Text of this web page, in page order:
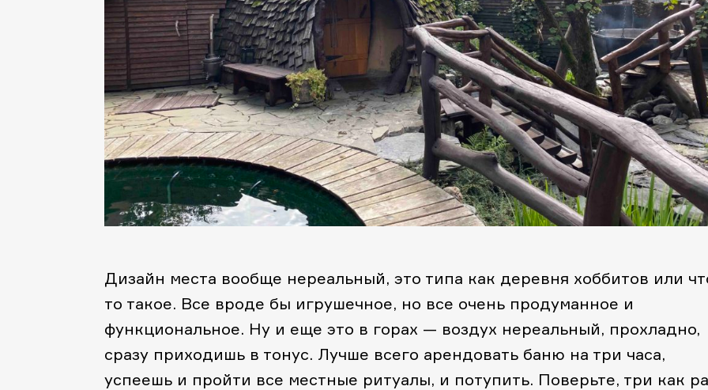
Дизайн места вообще нереальный, это типа как деревня хоббитов или
то такое. Все вроде бы игрушечное, но все очень продуманное и
функциональное. Ну и еще это в горах — воздух нереальный, прохладно,
сразу приходишь в тонус. Лучше всего арендовать баню на три часа,
успеешь и пройти все местные ритуалы, и потупить. Поверьте, три как